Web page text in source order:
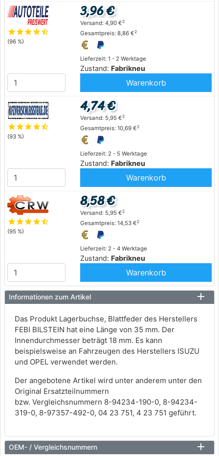
starstarstarstarstar_half
(96 %)
Lieferzeit: 1 - 2 Werktage
Zustand: Fabrikneu
3,96 €
Versand: 4,90 €2
Gesamtpreis: 8,86 €2
Warenkorb
starstarstarstarstar_half
(93 %)
Lieferzeit: 2 - 5 Werktage
Zustand: Fabrikneu
4,74 €
Versand: 5,95 €2
Gesamtpreis: 10,69 €2
Warenkorb
starstarstarstarstar_half
(95 %)
Lieferzeit: 2 - 4 Werktage
Zustand: Fabrikneu
8,58 €
Versand: 5,95 €2
Gesamtpreis: 14,53 €2
Warenkorb
Informationen zum Artikel
Das Produkt Lagerbuchse, Blattfeder des Herstellers
FEBI BILSTEIN hat eine Länge von 35 mm. Der
Innendurchmesser beträgt 18 mm. Es kann
beispielsweise an Fahrzeugen des Herstellers ISUZU
und OPEL verwendet werden.
Der angebotene Artikel wird unter anderem unter den
Original Ersatzteilnummern
bzw. Vergleichsnummern 8-94234-190-0, 8-94234-
319-0, 8-97357-492-0, 04 23 751, 4 23 751 geführt.
OEM- / Vergleichsnummern